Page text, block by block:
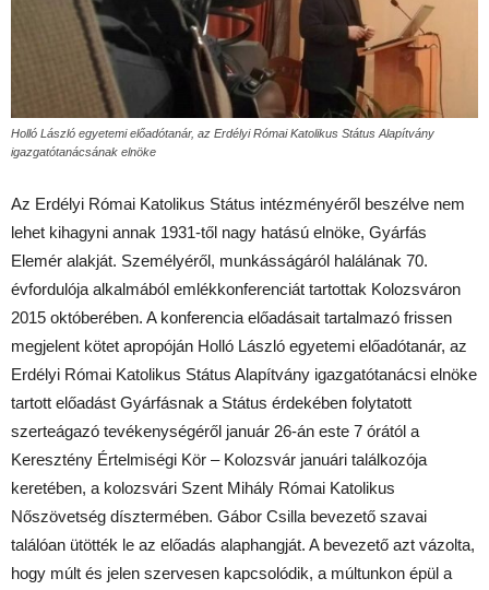
Holló László egyetemi előadótanár, az Erdélyi Római Katolikus Státus Alapítvány
igazgatótanácsának elnöke
Az Erdélyi Római Katolikus Státus intézményéről beszélve nem
lehet kihagyni annak 1931-től nagy hatású elnöke, Gyárfás
Elemér alakját. Személyéről, munkásságáról halálának 70.
évfordulója alkalmából emlékkonferenciát tartottak Kolozsváron
2015 októberében. A konferencia előadásait tartalmazó frissen
megjelent kötet apropóján Holló László egyetemi előadótanár, az
Erdélyi Római Katolikus Státus Alapítvány igazgatótanácsi elnöke
tartott előadást Gyárfásnak a Státus érdekében folytatott
szerteágazó tevékenységéről január 26-án este 7 órától a
Keresztény Értelmiségi Kör – Kolozsvár januári találkozója
keretében, a kolozsvári Szent Mihály Római Katolikus
Nőszövetség dísztermében. Gábor Csilla bevezető szavai
találóan ütötték le az előadás alaphangját. A bevezető azt vázolta,
hogy múlt és jelen szervesen kapcsolódik, a múltunkon épül a